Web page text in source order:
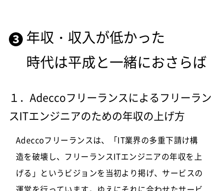
年収・収入が低かった
時代は平成と一緒におさらば
１． Adeccoフリーランスによるフリーラン
スITエンジニアのための年収の上げ方
Adeccoフリーランスは、「IT業界の多重下請け構
造を破壊し、フリーランスITエンジニアの年収を上
げる」というビジョンを当初より掲げ、サービスの